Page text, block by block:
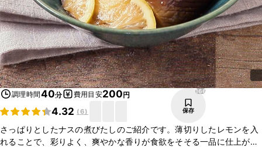
調理時間40分 費用目安200円
4.32 (6)
166
保存
さっぱりとしたナスの煮びたしのご紹介です。薄切りしたレモンを入
れることで、彩りよく、爽やかな香りが食欲をそそる一品に仕上がり